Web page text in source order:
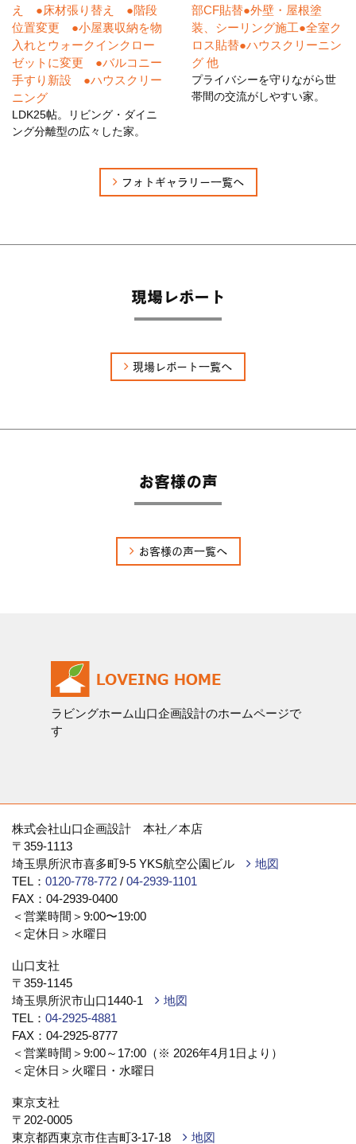
2019/05/14
扉を開けると
こんにちは！リフォーム課、野田です！先日弊社で新築を建
てていただいたお宅に、...
こんにちは！リフォーム課、野田です！気づけばもう5月6日
こんにちは！リフォーム課、野田です！先日、お客様よりお
声掛けいただきご自宅の...
とあっという間にゴールデ...
ム課の宮永が外構工事を...
2019/04/01
こんにちは！リフォーム課、野田です！今日から新年度がは
2019/03/25
瓦屋根のメンテナンス
こんにちは！リフォーム課野田です！先日、屋根の瓦が落ち
ているということでお問...
2019/03/18
春の訪れ
こんにちは！リフォーム課、野田です！気づけば３月も残す
ところあと２週間となに...
2019/03/11
本社ショールームより
こんにちは！リフォーム課、野田です！関東でも本格的な花
2019/03/04
え ●床材張り替え ●階段
位置変更 ●小屋裏収納を物
入れとウォークインクロー
ゼットに変更 ●バルコニー
手すり新設 ●ハウスクリー
ニング
LDK25帖。リビング・ダイニ
ング分離型の広々した家。
部CF貼替●外壁・屋根塗
装、シーリング施工●全室ク
ロス貼替●ハウスクリーニン
グ 他
プライバシーを守りながら世
帯間の交流がしやすい家。
フォトギャラリー一覧へ
現場レポート
現場レポート一覧へ
お客様の声
お客様の声一覧へ
ラビングホーム山口企画設計のホームページで
す
株式会社山口企画設計 本社／本店
〒359-1113
埼玉県所沢市喜多町9-5 YKS航空公園ビル
地図
TEL： 0120-778-772 / 04-2939-1101
FAX：04-2939-0400
＜営業時間＞9:00〜19:00
＜定休日＞水曜日
山口支社
〒359-1145
埼玉県所沢市山口1440-1
地図
TEL： 04-2925-4881
FAX：04-2925-8777
＜営業時間＞9:00～17:00（※ 2026年4月1日より）
＜定休日＞火曜日・水曜日
東京支社
〒202-0005
東京都西東京市住吉町3-17-18
地図